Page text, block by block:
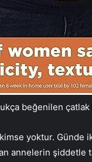
beğenilen çatlak
yoktur. Günde
annelerin şiddetle